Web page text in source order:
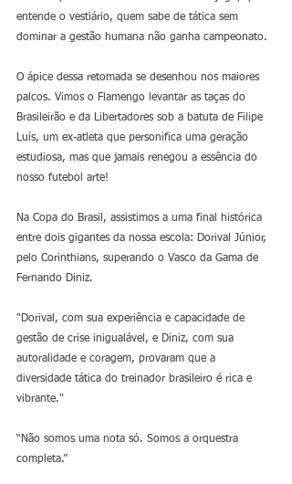
entende o vestiário, quem sabe de tática sem
dominar a gestão humana não ganha campeonato.
O ápice dessa retomada se desenhou nos maiores
palcos. Vimos o Flamengo levantar as taças do
Brasileirão e da Libertadores sob a batuta de Filipe
Luís, um ex-atleta que personifica uma geração
estudiosa, mas que jamais renegou a essência do
nosso futebol arte!
Na Copa do Brasil, assistimos a uma final histórica
entre dois gigantes da nossa escola: Dorival Júnior,
pelo Corinthians, superando o Vasco da Gama de
Fernando Diniz.
"Dorival, com sua experiência e capacidade de
gestão de crise inigualável, e Diniz, com sua
autoralidade e coragem, provaram que a
diversidade tática do treinador brasileiro é rica e
vibrante."
“Não somos uma nota só. Somos a orquestra
completa.”